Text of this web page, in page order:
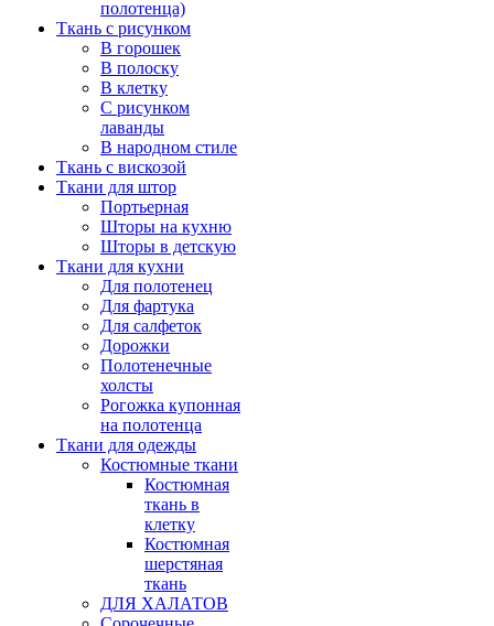
полотенца)
Ткань с рисунком
В горошек
В полоску
В клетку
С рисунком
лаванды
В народном стиле
Ткань с вискозой
Ткани для штор
Портьерная
Шторы на кухню
Шторы в детскую
Ткани для кухни
Для полотенец
Для фартука
Для салфеток
Дорожки
Полотенечные
холсты
Рогожка купонная
на полотенца
Ткани для одежды
Костюмные ткани
Костюмная
ткань в
клетку
Костюмная
шерстяная
ткань
ДЛЯ ХАЛАТОВ